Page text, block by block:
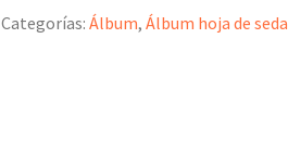
Categorías:Álbum,Álbum hoja de seda